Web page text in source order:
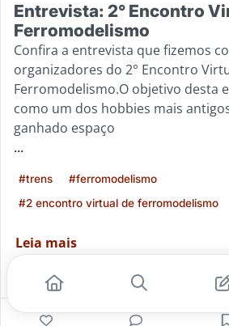
Entrevista: 2° Encontro
Ferromodelismo
Confira a entrevista que fizemos
organizadores do 2° Encontro
Ferromodelismo.O objetivo desta
como um dos hobbies mais
ganhado espaço
...
#trens
#ferromodelismo
#2 encontro virtual de ferromodelismo
Leia mais